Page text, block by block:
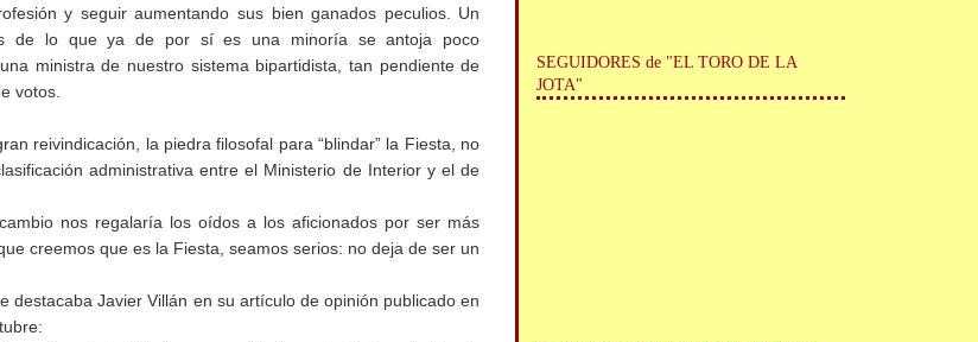
y seguir aumentando sus bien ganados peculios. Un
de lo que ya de por sí es una minoría se antoja poco
ministra de nuestro sistema bipartidista, tan pendiente de
votos.
reivindicación, la piedra filosofal para “blindar” la Fiesta, no
administrativa entre el Ministerio de Interior y el de
nos regalaría los oídos a los aficionados por ser más
creemos que es la Fiesta, seamos serios: no deja de ser un
destacaba Javier Villán en su artículo de opinión publicado en
SEGUIDORES de "EL TORO DE LA
JOTA"